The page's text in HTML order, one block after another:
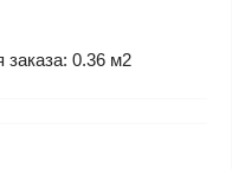
0.36 м2